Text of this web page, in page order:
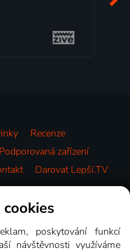
Recenze
Podporovaná zařízení
Darovat Lepší.TV
poskytování funkcí
návštěvnosti využíváme